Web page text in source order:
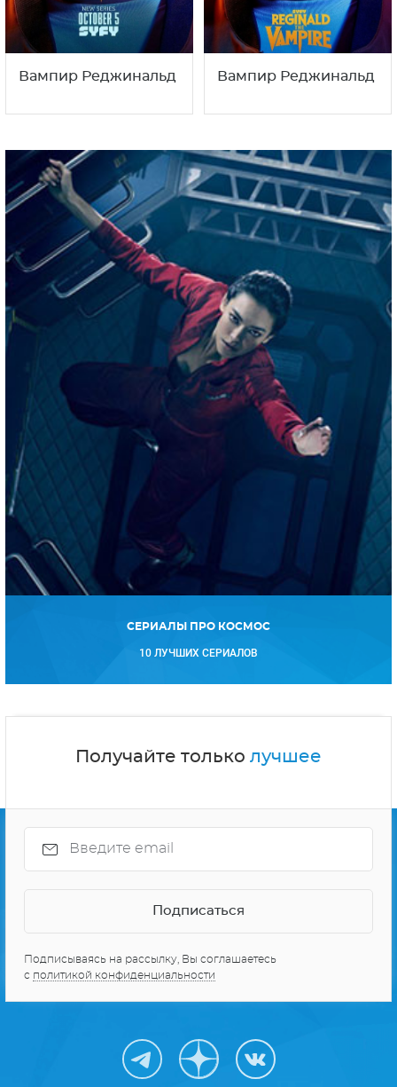
Вампир Реджинальд Вампир Реджинальд
СЕРИАЛЫ ПРО КОСМОС
10 ЛУЧШИХ СЕРИАЛОВ
Получайте только лучшее
Подписываясь на рассылку, Вы соглашаетесь
с политикой конфиденциальности